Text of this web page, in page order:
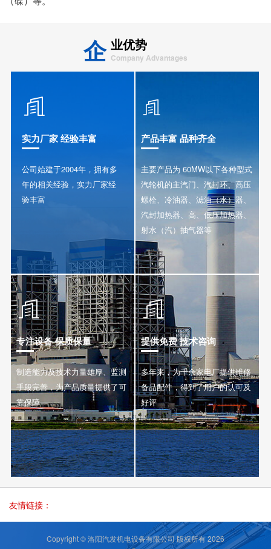
企 业优势
Company Advantages

实力厂家 经验丰富
公司始建于2004年，拥有多
年的相关经验，实力厂家经
验丰富

产品丰富 品种齐全
主要产品为 60MW以下各种型式
汽轮机的主汽门、汽封环、高压
螺栓、冷油器、滤油（水）器、
汽封加热器、高、低压加热器、
射水（汽）抽气器等

专注设备 保质保量
制造能力及技术力量雄厚、监测
手段完善，为产品质量提供了可
靠保障

提供免费 技术咨询
多年来，为千余家电厂提供维修
备品配件，得到了用户的认可及
好评
友情链接：
Copyright © 洛阳汽发机电设备有限公司 版权所有 2026